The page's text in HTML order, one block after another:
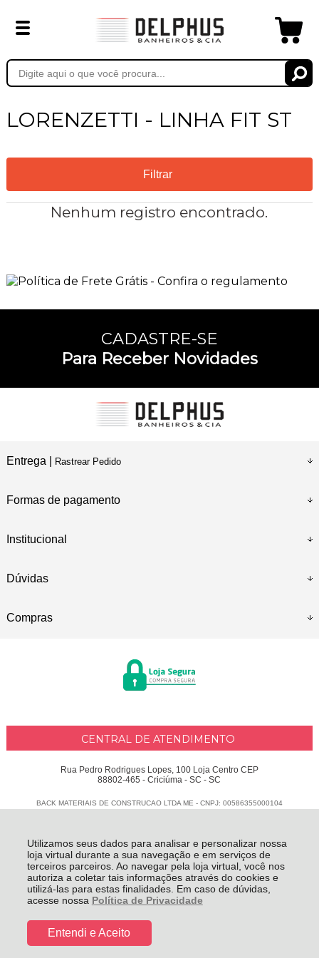
Utilizamos seus dados para analisar e personalizar nossa
loja virtual durante a sua navegação e em serviços de
terceiros parceiros. Ao navegar pela loja virtual, você nos
autoriza a coletar tais informações através do cookies e
utilizá-las para estas finalidades. Em caso de dúvidas,
acesse nossa Política de Privacidade
Entendi e Aceito
LORENZETTI - LINHA FIT ST
Filtrar
Nenhum registro encontrado.
CADASTRE-SE
Para Receber Novidades
Entrega | Rastrear Pedido
Formas de pagamento
Institucional
Dúvidas
Compras
CENTRAL DE ATENDIMENTO
Rua Pedro Rodrigues Lopes, 100 Loja Centro CEP
88802-465 - Criciúma - SC - SC
BACK MATERIAIS DE CONSTRUCAO LTDA ME - CNPJ: 00586355000104